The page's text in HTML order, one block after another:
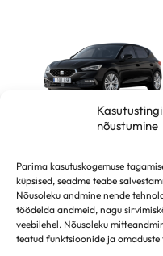
nõustumine
Parima kasutuskogemuse
küpsised, seadme teabe
Nõusoleku andmine nende
töödelda andmeid, nagu
veebilehel. Nõusoleku
teatud funktsioonide ja omaduste
SEAT Leon